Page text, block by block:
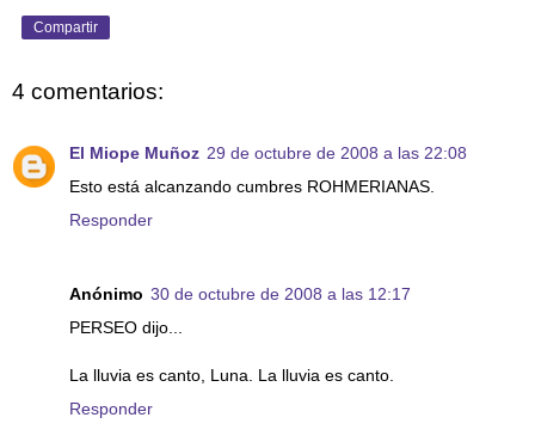
Compartir
4 comentarios:
El Miope Muñoz 29 de octubre de 2008 a las 22:08
Esto está alcanzando cumbres ROHMERIANAS.
Responder
Anónimo 30 de octubre de 2008 a las 12:17
PERSEO dijo...
La lluvia es canto, Luna. La lluvia es canto.
Responder